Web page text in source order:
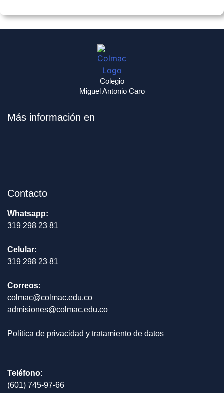
Colegio
Miguel Antonio Caro
Más información en
Contacto
Whatsapp:
319 298 23 81
Celular:
319 298 23 81
Correos:
colmac@colmac.edu.co
admisiones@colmac.edu.co
Política de privacidad y tratamiento de datos
Teléfono:
(601) 745-97-66